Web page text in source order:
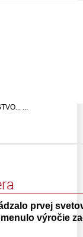
...
prvej
výročie